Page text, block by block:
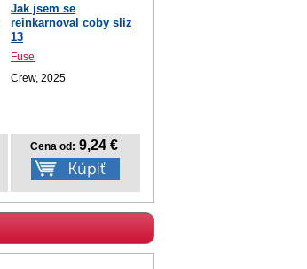
Jak jsem se
reinkarnoval coby sliz
13
Fuse
Crew, 2025
Cena od: 9,24 €